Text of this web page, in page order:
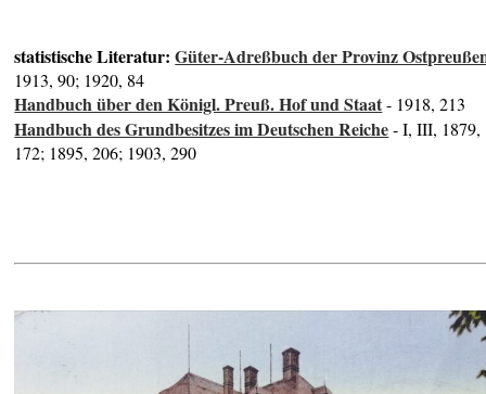
statistische Literatur:Güter-Adreßbuch der Provinz
1913, 90; 1920, 84
Handbuch über den Königl. Preuß. Hof und Staat- 1918, 213
Handbuch des Grundbesitzes im Deutschen Reiche- I, III, 1879,
172; 1895, 206; 1903, 290